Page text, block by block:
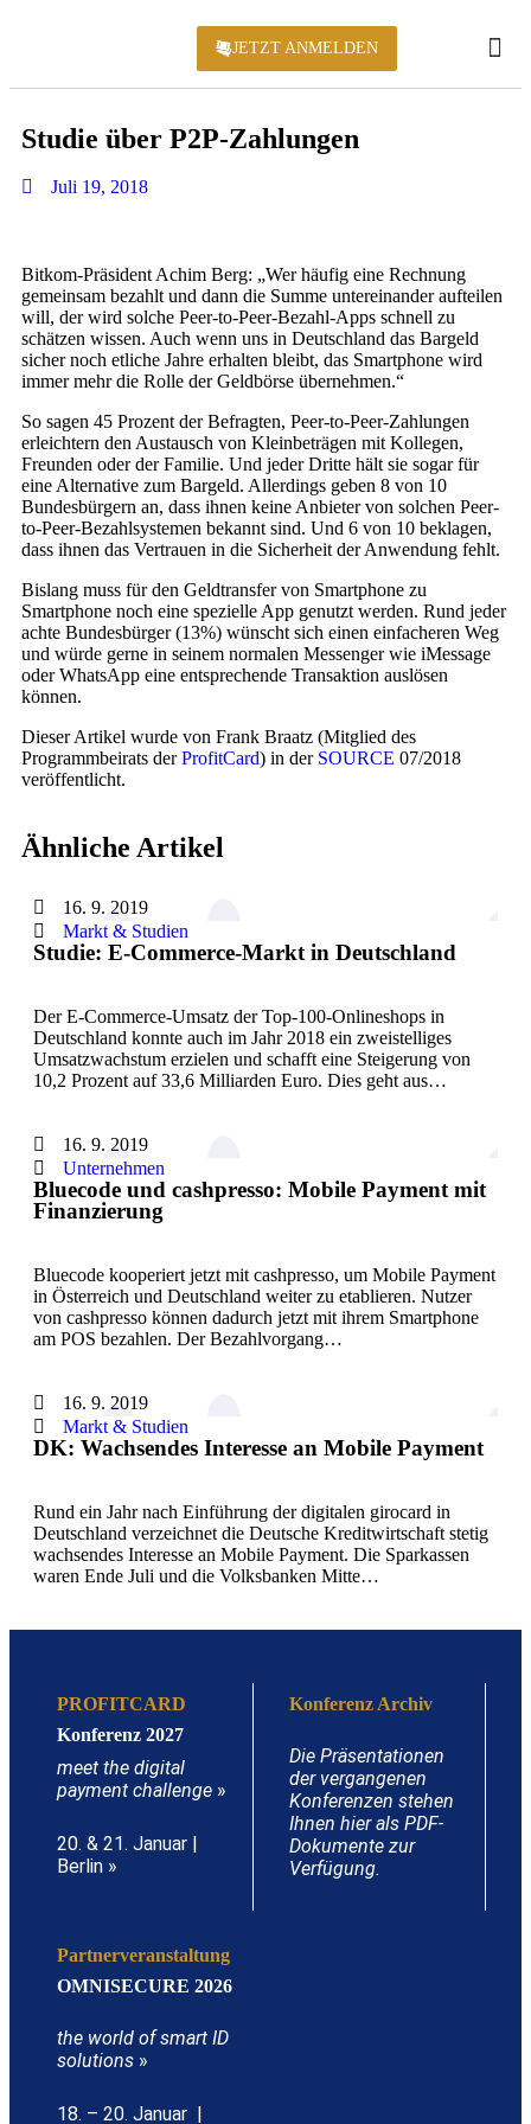
JETZT ANMELDEN
Studie über P2P-Zahlungen
Juli 19, 2018
Bitkom-Präsident Achim Berg: „Wer häufig eine Rechnung
gemeinsam bezahlt und dann die Summe untereinander aufteilen
will, der wird solche Peer-to-Peer-Bezahl-Apps schnell zu
schätzen wissen. Auch wenn uns in Deutschland das Bargeld
sicher noch etliche Jahre erhalten bleibt, das Smartphone wird
immer mehr die Rolle der Geldbörse übernehmen.“
So sagen 45 Prozent der Befragten, Peer-to-Peer-Zahlungen
erleichtern den Austausch von Kleinbeträgen mit Kollegen,
Freunden oder der Familie. Und jeder Dritte hält sie sogar für
eine Alternative zum Bargeld. Allerdings geben 8 von 10
Bundesbürgern an, dass ihnen keine Anbieter von solchen Peer-
to-Peer-Bezahlsystemen bekannt sind. Und 6 von 10 beklagen,
dass ihnen das Vertrauen in die Sicherheit der Anwendung fehlt.
Bislang muss für den Geldtransfer von Smartphone zu
Smartphone noch eine spezielle App genutzt werden. Rund jeder
achte Bundesbürger (13%) wünscht sich einen einfacheren Weg
und würde gerne in seinem normalen Messenger wie iMessage
oder WhatsApp eine entsprechende Transaktion auslösen
können.
Dieser Artikel wurde von Frank Braatz (Mitglied des
Programmbeirats derProfitCard) in der SOURCE 07/2018
veröffentlicht.
Ähnliche Artikel
16. 9. 2019
Markt & Studien
Studie: E-Commerce-Markt in Deutschland
Der E-Commerce-Umsatz der Top-100-Onlineshops in
Deutschland konnte auch im Jahr 2018 ein zweistelliges
Umsatzwachstum erzielen und schafft eine Steigerung von
10,2 Prozent auf 33,6 Milliarden Euro. Dies geht aus…
16. 9. 2019
Unternehmen
Bluecode und cashpresso: Mobile Payment mit
Finanzierung
Bluecode kooperiert jetzt mit cashpresso, um Mobile Payment
in Österreich und Deutschland weiter zu etablieren. Nutzer
von cashpresso können dadurch jetzt mit ihrem Smartphone
am POS bezahlen. Der Bezahlvorgang…
16. 9. 2019
Markt & Studien
DK: Wachsendes Interesse an Mobile Payment
Rund ein Jahr nach Einführung der digitalen girocard in
Deutschland verzeichnet die Deutsche Kreditwirtschaft stetig
wachsendes Interesse an Mobile Payment. Die Sparkassen
waren Ende Juli und die Volksbanken Mitte…
PROFITCARD
Konferenz 2027
meet the digital
payment challenge »
20. & 21. Januar |
Berlin »
Konferenz Archiv
Die Präsentationen
der vergangenen
Konferenzen stehen
Ihnen hier als PDF-
Dokumente zur
Verfügung.
Partnerveranstaltung
OMNISECURE 2026
the world of smart ID
solutions »
18. – 20. Januar |